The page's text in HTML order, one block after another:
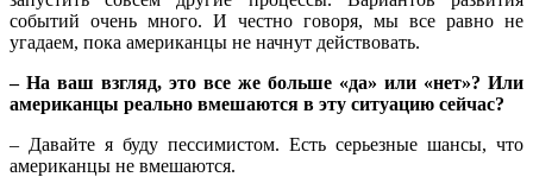
событий очень много. И честно говоря, мы все равно не
угадаем, пока американцы не начнут действовать.
– На ваш взгляд, это все же больше «да» или «нет»? Или
американцы реально вмешаются в эту ситуацию сейчас?
– Давайте я буду пессимистом. Есть серьезные шансы, что
американцы не вмешаются.